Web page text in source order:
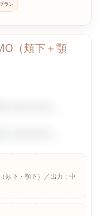
ラン
（頬下＋顎
頬下・顎下）／出力：中